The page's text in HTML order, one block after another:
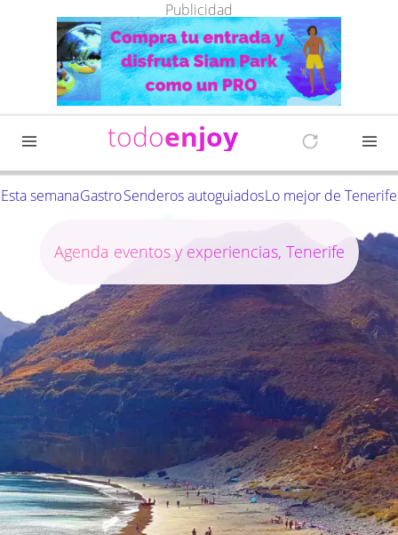
Publicidad
todoenjoy
Esta semanaGastroSenderos autoguiadosLo mejor de Tenerife
Agenda eventos y experiencias, Tenerife